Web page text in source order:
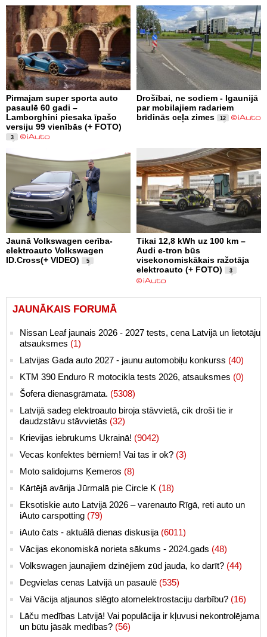
Pirmajam super sporta auto
pasaulē 60 gadi –
Lamborghini piesaka īpašo
versiju 99 vienībās (+ FOTO)
3
Drošībai, ne sodiem - Igaunijā
par mobilajiem radariem
brīdinās ceļa zimes
12
Jaunā Volkswagen cerība-
elektroauto Volkswagen
ID.Cross(+ VIDEO)
5
Tikai 12,8 kWh uz 100 km –
Audi e-tron būs
visekonomiskākais ražotāja
elektroauto (+ FOTO)
3
JAUNĀKAIS FORUMĀ
Nissan Leaf jaunais 2026 - 2027 tests, cena Latvijā un lietotāju
atsauksmes (1)
Latvijas Gada auto 2027 - jaunu automobiļu konkurss (40)
KTM 390 Enduro R motocikla tests 2026, atsauksmes (0)
Šofera dienasgrāmata. (5308)
Latvijā sadeg elektroauto biroja stāvvietā, cik droši tie ir
daudzstāvu stāvvietās (32)
Krievijas iebrukums Ukrainā! (9042)
Vecas konfektes bērniem! Vai tas ir ok? (3)
Moto salidojums Ķemeros (8)
Kārtējā avārija Jūrmalā pie Circle K (18)
Eksotiskie auto Latvijā 2026 – varenauto Rīgā, reti auto un
iAuto carspotting (79)
iAuto čats - aktuālā dienas diskusija (6011)
Vācijas ekonomiskā norieta sākums - 2024.gads (48)
Volkswagen jaunajiem dzinējiem zūd jauda, ko darīt? (44)
Degvielas cenas Latvijā un pasaulē (535)
Vai Vācija atjaunos slēgto atomelektrostaciju darbību? (16)
Lāču medības Latvijā! Vai populācija ir kļuvusi nekontrolējama
un būtu jāsāk medības? (56)